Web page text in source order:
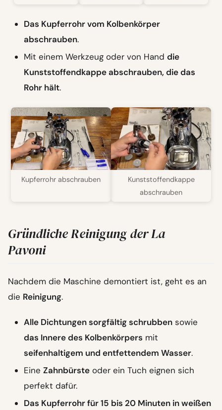
Das Kupferrohr vom Kolbenkörper
abschrauben.
Mit einem Werkzeug oder von Hand die
Kunststoffendkappe abschrauben, die das
Rohr hält.
Kupferrohr abschrauben
Kunststoffendkappe
abschrauben
Gründliche Reinigung der La
Pavoni
Nachdem die Maschine demontiert ist, geht es an
die Reinigung.
Alle Dichtungen sorgfältig schrubben sowie
das Innere des Kolbenkörpers mit
seifenhaltigem und entfettendem Wasser.
Eine Zahnbürste oder ein Tuch eignen sich
perfekt dafür.
Das Kupferrohr für 15 bis 20 Minuten in weißen